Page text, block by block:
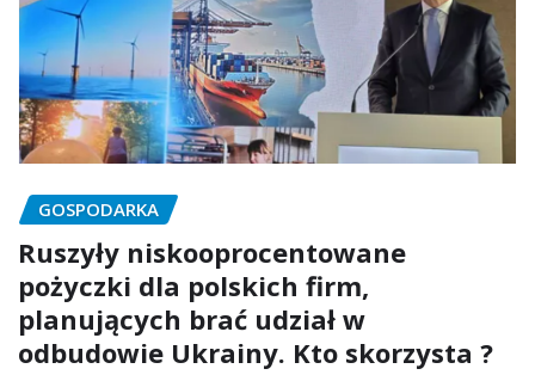
GOSPODARKA
Ruszyły niskooprocentowane
pożyczki dla polskich firm,
planujących brać udział w
odbudowie Ukrainy. Kto skorzysta ?